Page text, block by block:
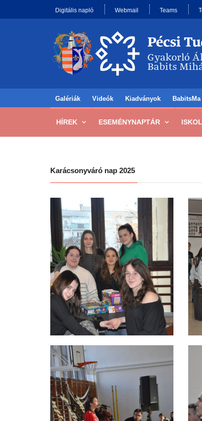
Digitális napló Webmail Teams
Galériák Videók Kiadványok BabitsMa
HÍREK ESEMÉNYNAPTÁR
Karácsonyváró nap 2025